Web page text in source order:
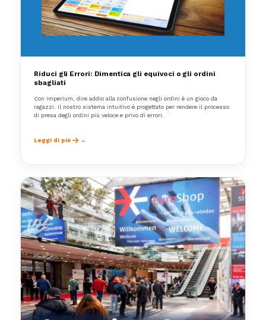
Riduci gli Errori: Dimentica gli equivoci o gli ordini
sbagliati
Con Imperium, dire addio alla confusione negli ordini è un gioco da
ragazzi. Il nostro sistema intuitivo è progettato per rendere il processo
di presa degli ordini più veloce e privo di errori.
Leggi di più